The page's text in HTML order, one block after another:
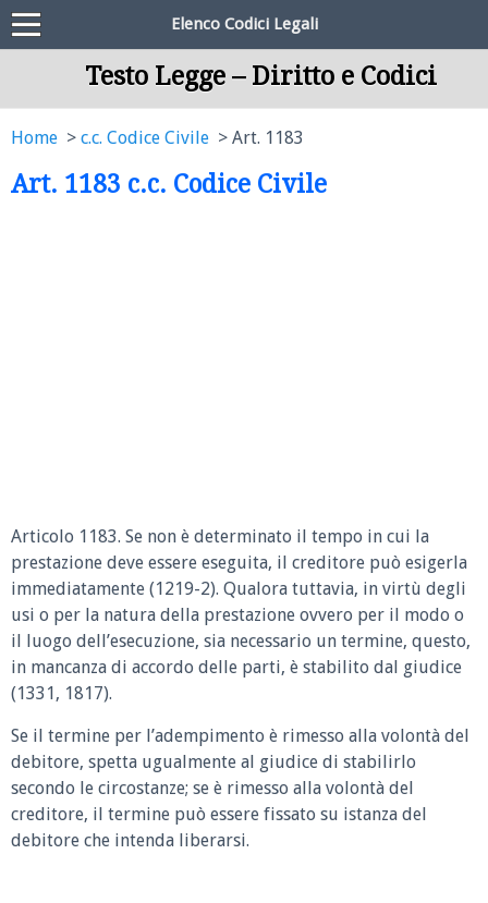
Elenco Codici Legali
Testo Legge – Diritto e Codici
Home c.c. Codice Civile Art. 1183
Art. 1183 c.c. Codice Civile
Articolo 1183. Se non è determinato il tempo in cui la
prestazione deve essere eseguita, il creditore può esigerla
immediatamente (1219-2). Qualora tuttavia, in virtù degli
usi o per la natura della prestazione ovvero per il modo o
il luogo dell’esecuzione, sia necessario un termine, questo,
in mancanza di accordo delle parti, è stabilito dal giudice
(1331, 1817).
Se il termine per l’adempimento è rimesso alla volontà del
debitore, spetta ugualmente al giudice di stabilirlo
secondo le circostanze; se è rimesso alla volontà del
creditore, il termine può essere fissato su istanza del
debitore che intenda liberarsi.